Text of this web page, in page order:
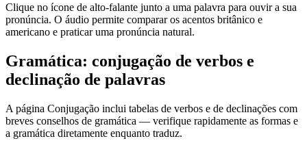
Clique no ícone de alto-falante junto a uma palavra para ouvir a sua
pronúncia. O áudio permite comparar os acentos britânico e
americano e praticar uma pronúncia natural.
Gramática: conjugação de verbos e
declinação de palavras
A página Conjugação inclui tabelas de verbos e de declinações com
breves conselhos de gramática — verifique rapidamente as formas e
a gramática diretamente enquanto traduz.